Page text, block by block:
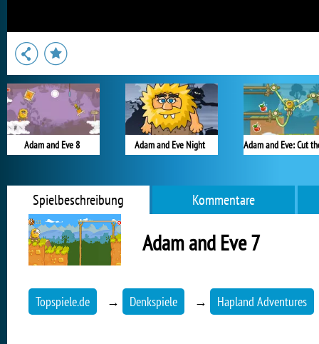
Adam and Eve 8 Adam and Eve Night
Spielbeschreibung Kommentare
Adam and Eve 7
Topspiele.de → Denkspiele → Hapland Adventures